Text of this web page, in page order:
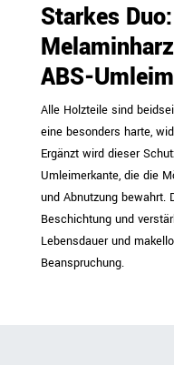
Starkes Duo:
ABS-
Alle Holzteile sind
eine besonders harte,
Ergänzt wird dieser
Umleimerkante, die die
und Abnutzung bewahrt.
Beschichtung und
Lebensdauer und
Beanspruchung.